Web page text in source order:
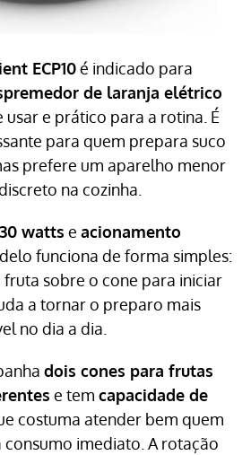
ECP10é indicado para
de laranja elétrico
usar e prático para a rotina. É
para quem prepara suco
prefere um aparelho menor
na cozinha.
watts e acionamento
funciona de forma simples:
fruta sobre o cone para iniciar
a tornar o preparo mais
no dia a dia.
dois cones para frutas
e tem capacidade de
costuma atender bem quem
imediato. A rotação